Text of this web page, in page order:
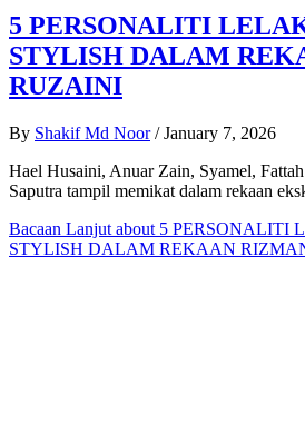
5 PERSONALITI
STYLISH DALAM
RUZAINI
By Shakif Md Noor / January 7, 2026
Hael Husaini, Anuar Zain, Syamel,
Saputra tampil memikat dalam rekaan
Bacaan Lanjut about 5 PERSONALITI
STYLISH DALAM REKAAN